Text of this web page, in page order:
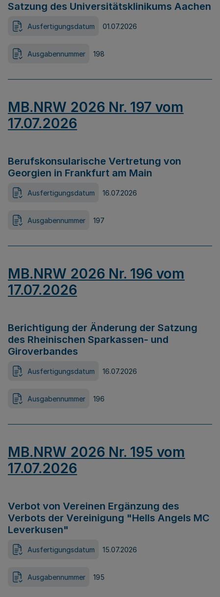
Satzung des Universitätsklinikums Aachen
Ausfertigungsdatum 01.07.2026
Ausgabennummer 198
MB.NRW 2026 Nr. 197 vom
17.07.2026
Berufskonsularische Vertretung von
Georgien in Frankfurt am Main
Ausfertigungsdatum 16.07.2026
Ausgabennummer 197
MB.NRW 2026 Nr. 196 vom
17.07.2026
Berichtigung der Änderung der Satzung
des Rheinischen Sparkassen- und
Giroverbandes
Ausfertigungsdatum 16.07.2026
Ausgabennummer 196
MB.NRW 2026 Nr. 195 vom
17.07.2026
Verbot von Vereinen Ergänzung des
Verbots der Vereinigung "Hells Angels MC
Leverkusen"
Ausfertigungsdatum 15.07.2026
Ausgabennummer 195